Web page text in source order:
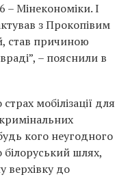
Мінекономіки. І
з Прокопівим
став причиною
– пояснили в
мобілізації для
кого неугодного
шлях,
верхівку до